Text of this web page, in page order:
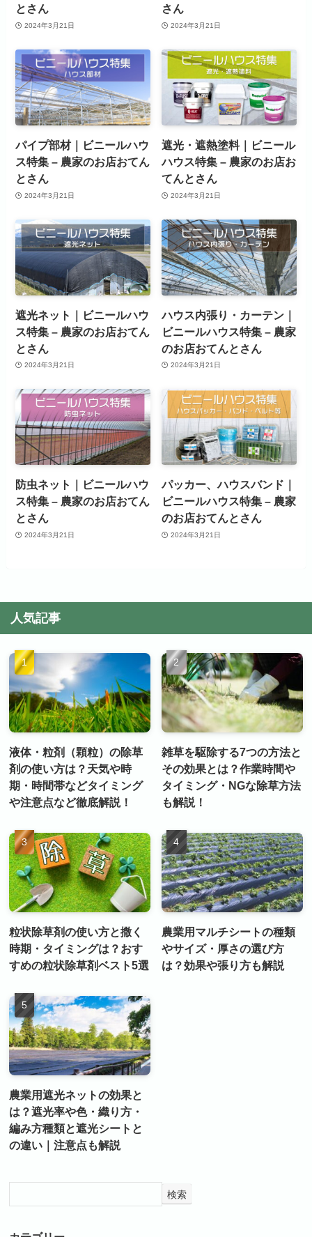
とさん
2024年3月21日
さん
2024年3月21日
パイプ部材｜ビニールハウ
ス特集 – 農家のお店おてん
とさん
2024年3月21日
遮光・遮熱塗料｜ビニール
ハウス特集 – 農家のお店お
てんとさん
2024年3月21日
遮光ネット｜ビニールハウ
ス特集 – 農家のお店おてん
とさん
2024年3月21日
ハウス内張り・カーテン｜
ビニールハウス特集 – 農家
のお店おてんとさん
2024年3月21日
防虫ネット｜ビニールハウ
ス特集 – 農家のお店おてん
とさん
2024年3月21日
パッカー、ハウスバンド｜
ビニールハウス特集 – 農家
のお店おてんとさん
2024年3月21日
人気記事
液体・粒剤（顆粒）の除草
剤の使い方は？天気や時
期・時間帯などタイミング
や注意点など徹底解説！
雑草を駆除する7つの方法と
その効果とは？作業時間や
タイミング・NGな除草方法
も解説！
粒状除草剤の使い方と撒く
時期・タイミングは？おす
すめの粒状除草剤ベスト5選
農業用マルチシートの種類
やサイズ・厚さの選び方
は？効果や張り方も解説
農業用遮光ネットの効果と
は？遮光率や色・織り方・
編み方種類と遮光シートと
の違い｜注意点も解説
検索